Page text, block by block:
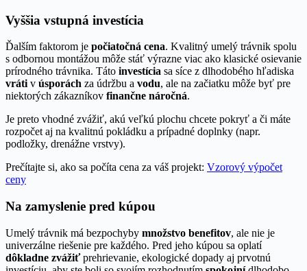
Vyššia vstupná investícia
Ďalším faktorom je počiatočná cena. Kvalitný umelý trávnik spolu
s odbornou montážou môže stáť výrazne viac ako klasické osievanie
prírodného trávnika. Táto investícia sa síce z dlhodobého hľadiska
vráti v úsporách za údržbu a vodu, ale na začiatku môže byť pre
niektorých zákazníkov finančne náročná.
Je preto vhodné zvážiť, akú veľkú plochu chcete pokryť a či máte
rozpočet aj na kvalitnú pokládku a prípadné doplnky (napr.
podložky, drenážne vrstvy).
Prečítajte si, ako sa počíta cena za váš projekt: Vzorový výpočet
ceny
Na zamyslenie pred kúpou
Umelý trávnik má bezpochyby množstvo benefitov, ale nie je
univerzálne riešenie pre každého. Pred jeho kúpou sa oplatí
dôkladne zvážiťprehrievanie, ekologické dopady aj prvotnú